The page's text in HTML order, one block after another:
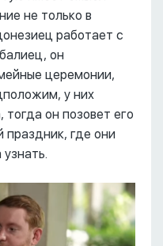
не только в
работает с
он
церемонии,
у них
он позовет его
где они